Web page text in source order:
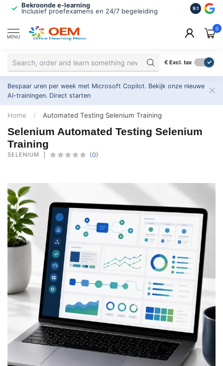
Bekroonde e-learning
Inclusief proefexamens en 24/7 begeleiding
ISO
2.500+
9.1
MENU
0
€ Excl. tax
Bespaar uren per week met Microsoft Copilot. Bekijk onze nieuwe
AI-trainingen. Direct starten
Home / Automated Testing Selenium Training
Selenium Automated Testing Selenium
Training
SELENIUM (0)